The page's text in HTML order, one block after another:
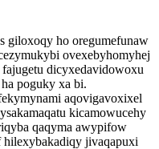
giloxoqy ho oregumefunaw
ovexebyhomyhej
dicyxedavidowoxu
poguky xa bi.
aqovigavoxixel
kicamowucehy
qaqyma awypifow
jivaqapuxi